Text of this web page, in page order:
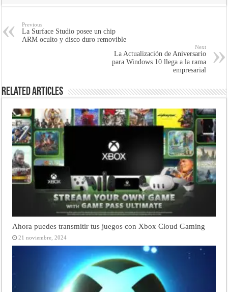
Previous
La Surface Studio posee un chip
ARM oculto y disco duro removible
Next
La Actualización de Aniversario
para Windows 10 llega a la rama
empresarial
Related Articles
Ahora puedes transmitir tus juegos con Xbox Cloud Gaming
21 noviembre, 2024